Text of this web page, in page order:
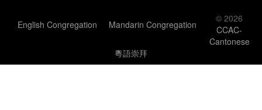
English Congregation Mandarin Congregation
© 2026
CCAC-
Cantonese
粵語崇拜